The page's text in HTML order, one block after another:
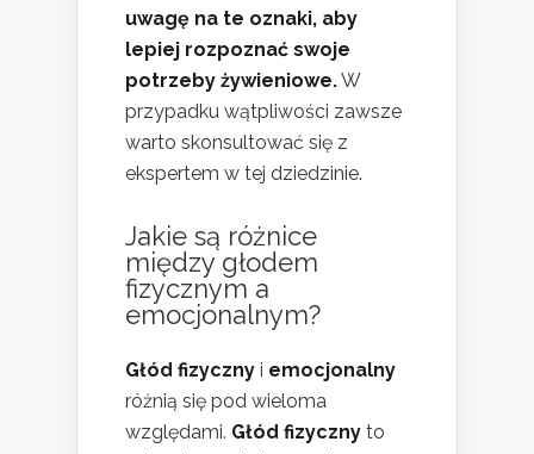
uwagę na te oznaki, aby
lepiej rozpoznać swoje
potrzeby żywieniowe.W
przypadku wątpliwości zawsze
warto skonsultować się z
ekspertem w tej dziedzinie.
Jakie są różnice
między głodem
fizycznym a
emocjonalnym?
Głód fizyczny i emocjonalny
różnią się pod wieloma
względami. Głód fizyczny to